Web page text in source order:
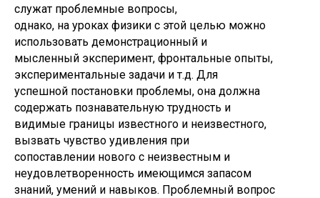
служат проблемные вопросы,
однако, на уроках физики с этой целью можно
использовать демонстрационный и
мысленный эксперимент, фронтальные опыты,
экспериментальные задачи и т.д. Для
успешной постановки проблемы, она должна
содержать познавательную трудность и
видимые границы известного и неизвестного,
вызвать чувство удивления при
сопоставлении нового с неизвестным и
неудовлетворенность имеющимся запасом
знаний, умений и навыков. Проблемный вопрос